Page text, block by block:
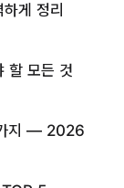
게 정리
할 모든 것
가지 — 2026